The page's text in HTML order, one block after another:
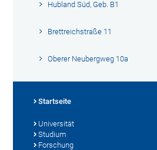
Hubland Süd, Geb. B1
Brettreichstraße 11
Oberer Neubergweg 10a
Startseite
Universität
Studium
Forschung